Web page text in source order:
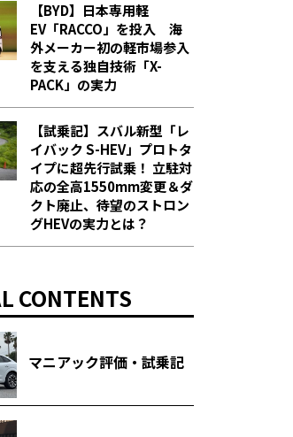
【BYD】日本専用軽
EV「RACCO」を投入 海
外メーカー初の軽市場参入
を支える独自技術「X-
PACK」の実力
【試乗記】スバル新型「レ
イバック S-HEV」プロトタ
イプに超先行試乗！ 立駐対
応の全高1550mm変更＆ダ
クト廃止、待望のストロン
グHEVの実力とは？
CONTENTS
マニアック評価・試乗記